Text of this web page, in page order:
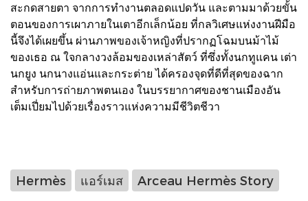
สะกดสายตา จากการทำงานตลอดแปดวัน และตามมาด้วยขั้น
ตอนของการเผาภายในเตาอีกเล็กน้อย ที่กลวิเศษแห่งงานฝีมือ
นี้จึงได้เผยขึ้น ผ่านภาพของเจ้าหญิงที่ปรากฏโฉมบนม้าไม้
ของเธอ ณ ใจกลางวงล้อมของเหล่าสัตว์ ที่ซึ่งทั้งนกทูแคน เต่า
นกยูง นกนางแอ่นและกระต่าย ได้ครองจุดที่ดีที่สุดของฉาก
สำหรับการถ่ายภาพตนเอง ในบรรยากาศของชานเมืองอัน
เต็มเปี่ยมไปด้วยเรื่องราวแห่งความมีชีวิตชีวา
Hermès แอร์เมส Arceau Hermès Story